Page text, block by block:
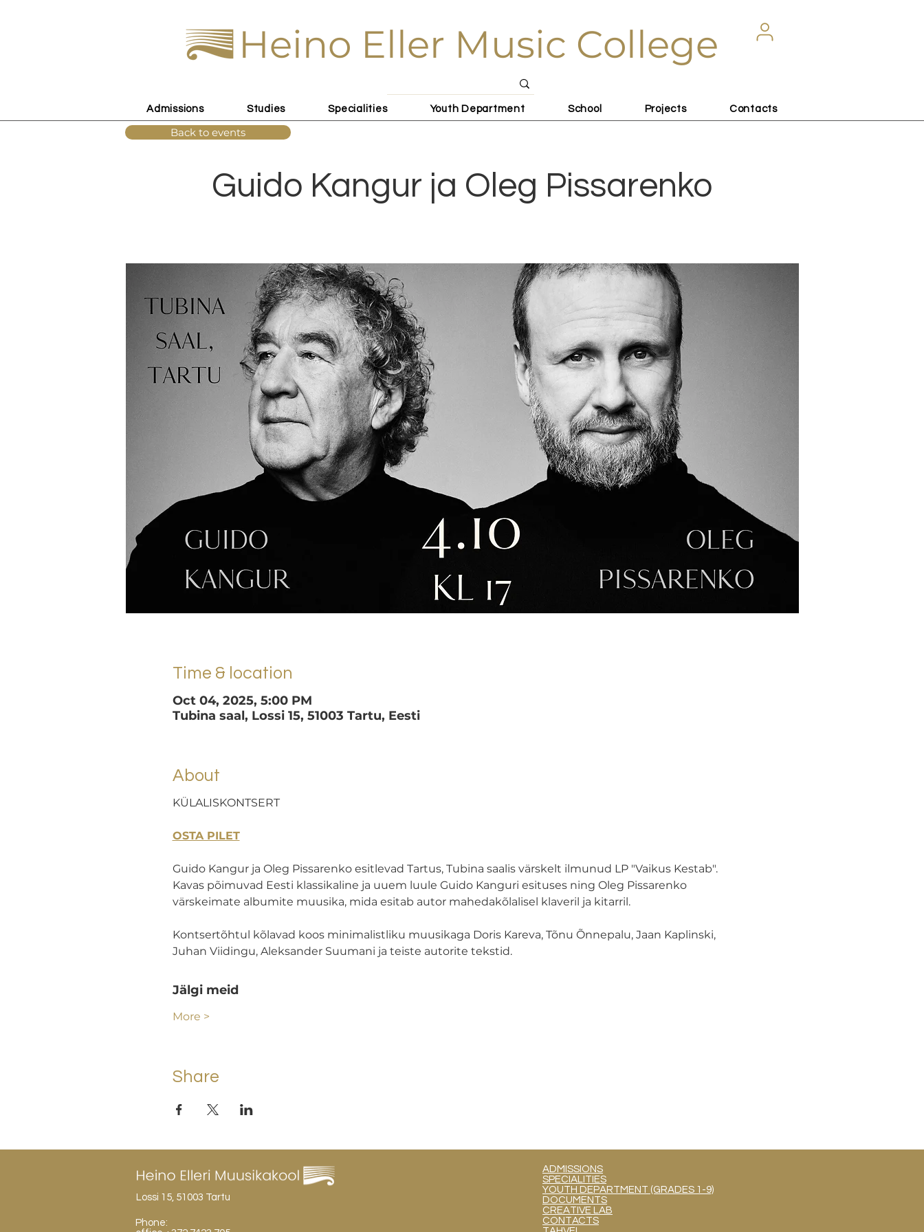
Heino Eller Music College
Admissions Studies Specialities Youth Department School Projects Contacts
Guido Kangur ja Oleg Pissarenko
Time & location
Oct 04, 2025, 5:00 PM
Tubina saal, Lossi 15, 51003 Tartu, Eesti
About
KÜLALISKONTSERT
OSTA PILET
Guido Kangur ja Oleg Pissarenko esitlevad Tartus, Tubina saalis värskelt ilmunud LP "Vaikus Kestab".
Kavas põimuvad Eesti klassikaline ja uuem luule Guido Kanguri esituses ning Oleg Pissarenko
värskeimate albumite muusika, mida esitab autor mahedakõlalisel klaveril ja kitarril.
Kontsertõhtul kõlavad koos minimalistliku muusikaga Doris Kareva, Tõnu Õnnepalu, Jaan Kaplinski,
Juhan Viidingu, Aleksander Suumani ja teiste autorite tekstid.
Jälgi meid
More >
Share
Back to events
Lossi 15, 51003 Tartu
Phone:
ADMISSIONS
SPECIALITIES
YOUTH DEPARTMENT (GRADES 1-9)
DOCUMENTS
CREATIVE LAB
CONTACTS